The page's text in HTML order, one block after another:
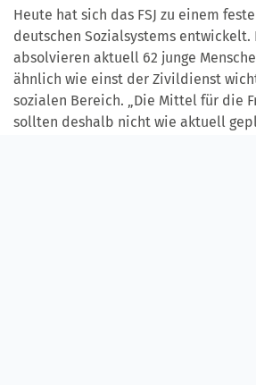
Heute hat sich das FSJ zu einem
deutschen Sozialsystems entwickelt.
absolvieren aktuell 62 junge
ähnlich wie einst der Zivildienst
sozialen Bereich. „Die Mittel für die
sollten deshalb nicht wie aktuell